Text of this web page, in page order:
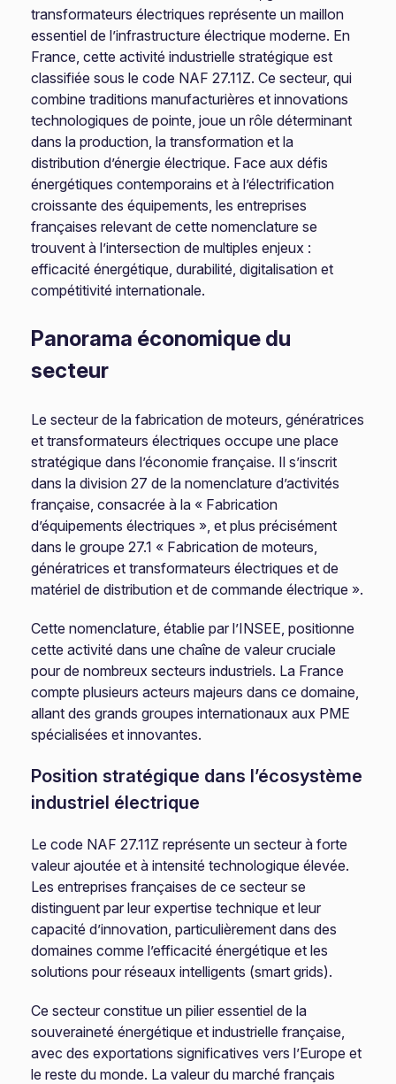
transformateurs électriques représente un maillon
essentiel de l’infrastructure électrique moderne. En
France, cette activité industrielle stratégique est
classifiée sous le code NAF 27.11Z. Ce secteur, qui
combine traditions manufacturières et innovations
technologiques de pointe, joue un rôle déterminant
dans la production, la transformation et la
distribution d’énergie électrique. Face aux défis
énergétiques contemporains et à l’électrification
croissante des équipements, les entreprises
françaises relevant de cette nomenclature se
trouvent à l’intersection de multiples enjeux :
efficacité énergétique, durabilité, digitalisation et
compétitivité internationale.
Panorama économique du
secteur
Le secteur de la fabrication de moteurs, génératrices
et transformateurs électriques occupe une place
stratégique dans l’économie française. Il s’inscrit
dans la division 27 de la nomenclature d’activités
française, consacrée à la « Fabrication
d’équipements électriques », et plus précisément
dans le groupe 27.1 « Fabrication de moteurs,
génératrices et transformateurs électriques et de
matériel de distribution et de commande électrique ».
Cette nomenclature, établie par l’INSEE, positionne
cette activité dans une chaîne de valeur cruciale
pour de nombreux secteurs industriels. La France
compte plusieurs acteurs majeurs dans ce domaine,
allant des grands groupes internationaux aux PME
spécialisées et innovantes.
Position stratégique dans l’écosystème
industriel électrique
Le code NAF 27.11Z représente un secteur à forte
valeur ajoutée et à intensité technologique élevée.
Les entreprises françaises de ce secteur se
distinguent par leur expertise technique et leur
capacité d’innovation, particulièrement dans des
domaines comme l’efficacité énergétique et les
solutions pour réseaux intelligents (smart grids).
Ce secteur constitue un pilier essentiel de la
souveraineté énergétique et industrielle française,
avec des exportations significatives vers l’Europe et
le reste du monde. La valeur du marché français